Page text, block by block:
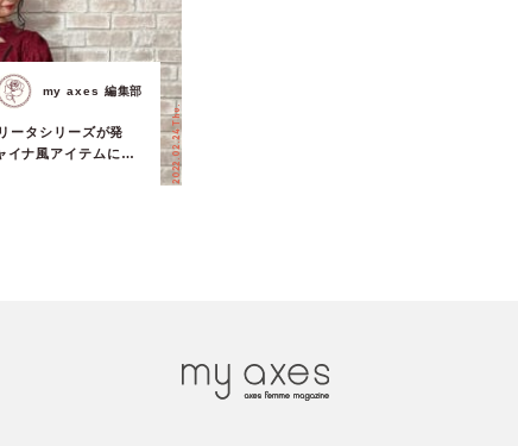
ータシリーズが発
イナ風アイテムに大
2022.02.24 Thu.
my axes 編集部